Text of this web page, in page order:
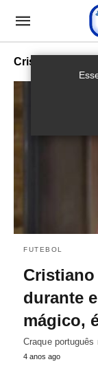
Cristiano
FUTEBOL
Cristiano
durante
mágico,
Craque
4 anos ago